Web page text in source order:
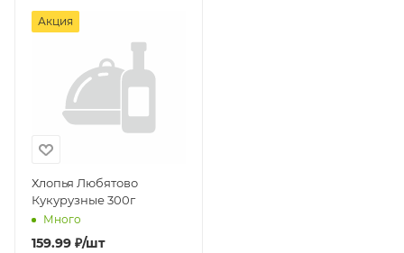
Акция
Хлопья Любятово
Кукурузные 300г
Много
159.99 ₽/шт